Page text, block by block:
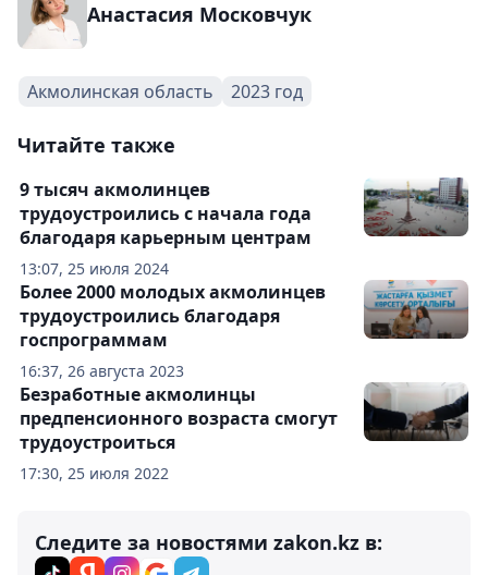
Анастасия Московчук
Акмолинская область 2023 год
Читайте также
13:07, 25 июля 2024
9 тысяч акмолинцев
трудоустроились с начала года
благодаря карьерным центрам
16:37, 26 августа 2023
Более 2000 молодых акмолинцев
трудоустроились благодаря
госпрограммам
17:30, 25 июля 2022
Безработные акмолинцы
предпенсионного возраста смогут
трудоустроиться
Следите за новостями zakon.kz в: